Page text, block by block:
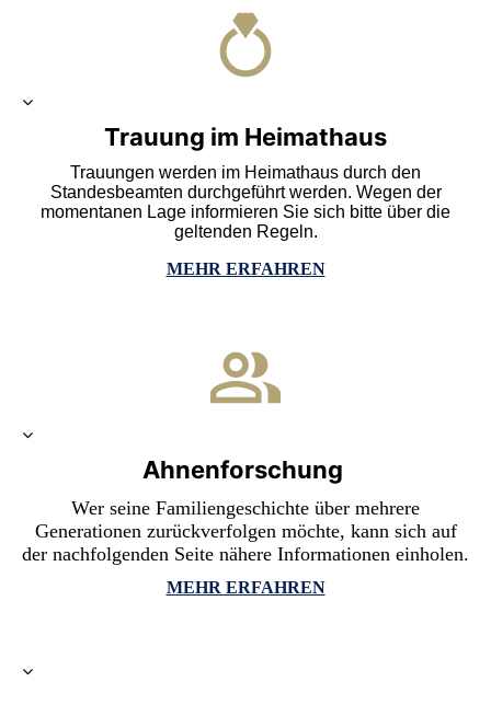
Trauung im Heimathaus
Trauungen werden im Heimathaus durch den
Standesbeamten durchgeführt werden. Wegen der
momentanen Lage informieren Sie sich bitte über die
geltenden Regeln.
MEHR ERFAHREN
Ahnenforschung
Wer seine Familiengeschichte über mehrere
Generationen zurückverfolgen möchte, kann sich auf
der nachfolgenden Seite nähere Informationen einholen.
MEHR ERFAHREN